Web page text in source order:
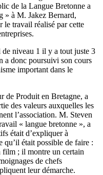
de la Langue Bretonne a
» à M. Jakez Bernard,
le travail réalisé par cette
niveau 1 il y a tout juste 3
a donc poursuivi son cours
important dans le
de Produit en Bretagne, a
des valeurs auxquelles les
l’association. M. Steven
« langue bretonne », a
était d’expliquer à
qu’il était possible de faire :
film ; il montre un certain
de chefs
leur démarche.